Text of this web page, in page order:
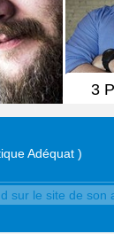
3
Adéquat )
sur le site de son